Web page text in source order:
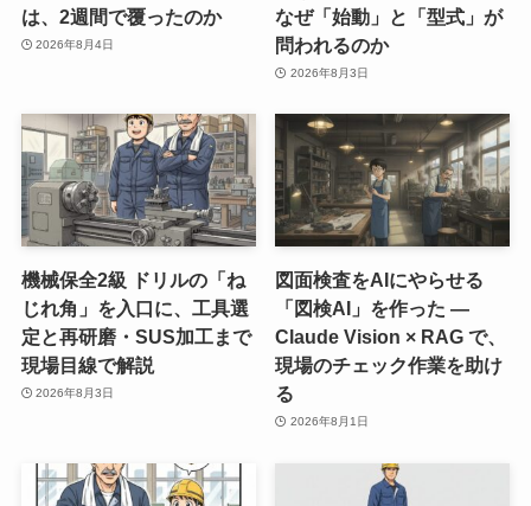
は、2週間で覆ったのか
2026年8月4日
なぜ「始動」と「型式」が
問われるのか
2026年8月3日
機械保全2級 ドリルの「ね
じれ角」を入口に、工具選
定と再研磨・SUS加工まで
現場目線で解説
2026年8月3日
図面検査をAIにやらせる
「図検AI」を作った ―
Claude Vision × RAG で、
現場のチェック作業を助け
る
2026年8月1日